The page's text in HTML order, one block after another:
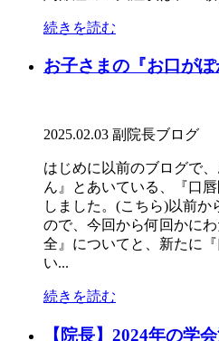
続きを読む
お子さまの『お口が
2025.02.03 副院長ブログ
はじめに以前のブログで
ん』とあいている、『口
しました。(こちら)以前か
ので、今回から何回かに
全』についてと、新たに
い...
続きを読む
【院長】2024年の学